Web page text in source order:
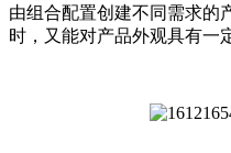
由组合配置创建不同需求的
时，又能对产品外观具有一